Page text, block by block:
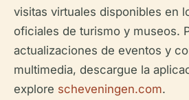
visitas virtuales disponibles en
oficiales de turismo y museos.
actualizaciones de eventos y
multimedia, descargue la
explore scheveningen.com.